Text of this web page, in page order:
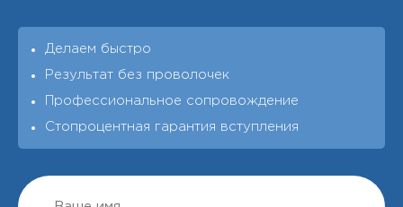
Делаем быстро
Результат без проволочек
Профессиональное сопровождение
Стопроцентная гарантия вступления